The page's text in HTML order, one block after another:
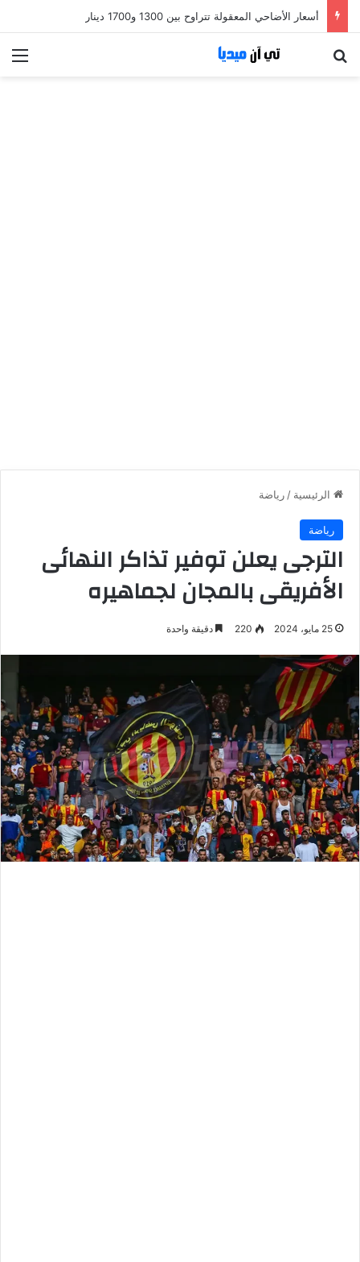
أسعار الأضاحي المعقولة تتراوح بين 1300 و1700 دينار
الرئيسية / رياضة
رياضة
الترجى يعلن توفير تذاكر النهائى
الأفريقى بالمجان لجماهيره
25 مايو، 2024 220 دقيقة واحدة